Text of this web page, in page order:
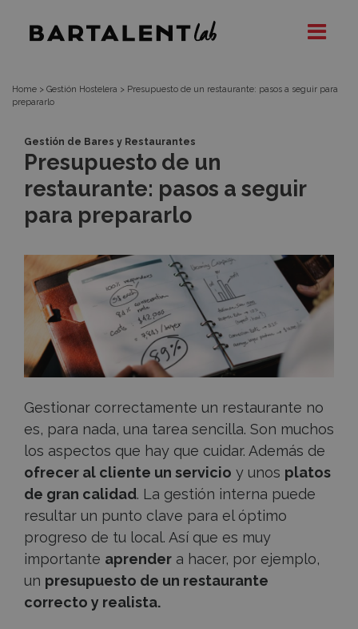
Presupuesto
un
restaurante:
pasos
seguir
para
prepararlo
Bartalent
Home > Gestión Hostelera > Presupuesto de un restaurante: pasos a seguir para
prepararlo
Gestión de Bares y Restaurantes
Presupuesto de un
restaurante: pasos a seguir
para prepararlo
Gestionar correctamente un restaurante no
es, para nada, una tarea sencilla. Son muchos
los aspectos que hay que cuidar. Además de
ofrecer al cliente un servicio y unos platos
de gran calidad. La gestión interna puede
resultar un punto clave para el óptimo
progreso de tu local. Así que es muy
importante aprender a hacer, por ejemplo,
un presupuesto de un restaurante
correcto y realista.